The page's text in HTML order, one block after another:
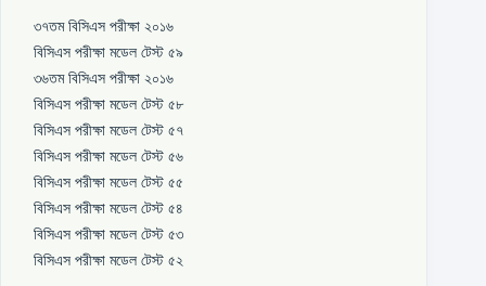
৩৭তম বিসিএস পরীক্ষা ২০১৬
বিসিএস পরীক্ষা মডেল টেস্ট ৫৯
৩৬তম বিসিএস পরীক্ষা ২০১৬
বিসিএস পরীক্ষা মডেল টেস্ট ৫৮
বিসিএস পরীক্ষা মডেল টেস্ট ৫৭
বিসিএস পরীক্ষা মডেল টেস্ট ৫৬
বিসিএস পরীক্ষা মডেল টেস্ট ৫৫
বিসিএস পরীক্ষা মডেল টেস্ট ৫৪
বিসিএস পরীক্ষা মডেল টেস্ট ৫৩
বিসিএস পরীক্ষা মডেল টেস্ট ৫২